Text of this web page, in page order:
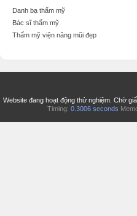
Danh bạ thẩm mỹ
Bác sĩ thẩm mỹ
Thẩm mỹ viện nâng mũi đẹp
Website đang hoạt động thử nghiệm. Chờ
Timing: 0.3006 seconds